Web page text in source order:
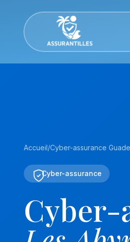
Accueil/Cyber-assurance
Cyber-assurance
Cyber-